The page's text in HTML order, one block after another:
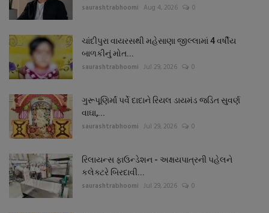
saurashtrabhoomi Aug 4, 2026 0
ચાંદીપુરા વાયરસથી મહેસાણા જીલ્લામાં 4 વર્ષીય
બાળકીનું મોત...
saurashtrabhoomi Jul 29, 2026 0
ગુરૂપૂણિર્માં પર્વે દાદાને રિયલ ડાયમંડ જડિત સુવર્ણ
વાઘા,...
saurashtrabhoomi Jul 29, 2026 0
રિલાયન્સ ફાઉન્ડેશન - અક્ષયપાત્રની પહેલને
કલેક્ટરે બિરદાવી...
saurashtrabhoomi Jul 29, 2026 0